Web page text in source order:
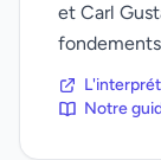
et Carl
Notre